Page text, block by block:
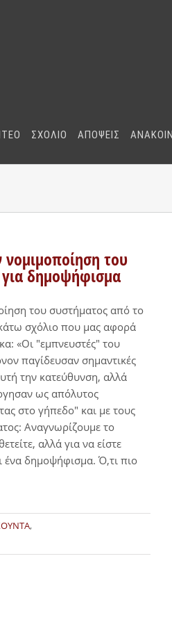
ΣΧΟΛΙΟ ΑΠΟΨΕΙΣ
του
δημοψήφισμα
του συστήματος από το
σχόλιο που μας αφορά
«Οι "εμπνευστές" του
παγίδευσαν σημαντικές
την κατεύθυνση, αλλά
ως απόλυτος
στο γήπεδο" και με τους
Αναγνωρίζουμε το
αλλά για να είστε
ένα δημοψήφισμα. Ό,τι πιο
,